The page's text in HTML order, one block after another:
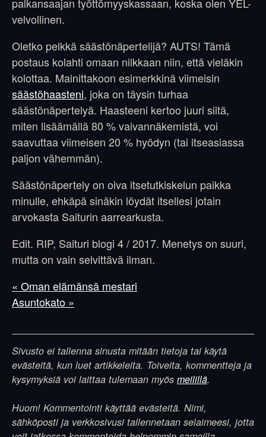
velvollinen.
Oletko pelkkä säästönäpertelijä? AUTS! Tämä
postaus kolahti omaan nilkkaan niin, että vieläkin
kolottaa. Mainittakoon esimerkkinä viimeisin
säästöhaasteni, joka on täysin turhaa
säästönäpertelyä. Haasteeni kertoo juuri siitä,
miten lisäämällä 80 % vaivannäkemistä, voi
saavuttaa viimeisen 20 % hyödyn (tai itseasiassa
paljon vähemmän).
Säästönäpertely on oiva itsetutkiskelun paikka
minulle, ehkäpä sinäkin löydät itsellesi jotain
arvokasta Saiturin aarrearkusta.
Edit. RIP, Saituri blogi 4 / 2017. Menetys on suuri,
mutta on vain selvittävä ilman.
« Oman elämänsä mestari
Asuntokato »
Sivusto ei tallenna sinusta mitään tietoja tai käytä
evästeitä, kun luet artikkeleita. Toiveita, kommentteja ja
kysymyksiä voi laittaa tulemaan myös meilillä.
Huom! Kommentointi käyttää evästeitä. Nimi,
sähköposti ja verkkosivusi tallennetaan selaimeesi, jotta